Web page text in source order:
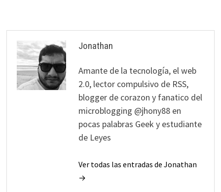
Jonathan
Amante de la tecnología, el web
2.0, lector compulsivo de RSS,
blogger de corazon y fanatico del
microblogging @jhony88 en
pocas palabras Geek y estudiante
de Leyes
Ver todas las entradas de Jonathan
→